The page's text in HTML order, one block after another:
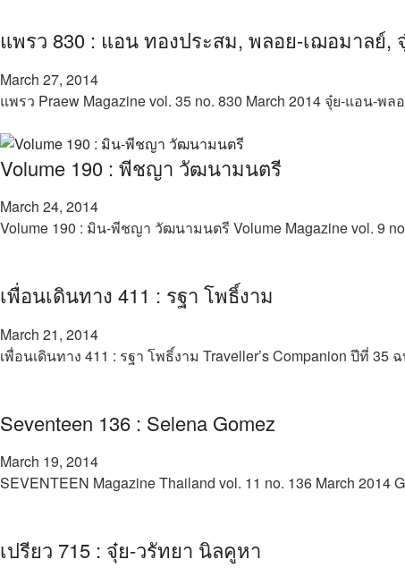
แพรว 830 : แอน ทองประสม, พลอย-เฌอมาลย์,
March 27, 2014
แพรว Praew Magazine vol. 35 no. 830 March 2014 จุ๋ย-แอน-พ
Volume 190 : พีชญา วัฒนามนตรี
March 24, 2014
Volume 190 : มิน-พีชญา วัฒนามนตรี Volume Magazine vol. 9
เพื่อนเดินทาง 411 : รฐา โพธิ์งาม
March 21, 2014
เพื่อนเดินทาง 411 : รฐา โพธิ์งาม Traveller’s Companion ปีที่
Seventeen 136 : Selena Gomez
March 19, 2014
SEVENTEEN Magazine Thailand vol. 11 no. 136 March
เปรียว 715 : จุ๋ย-วรัทยา นิลคูหา